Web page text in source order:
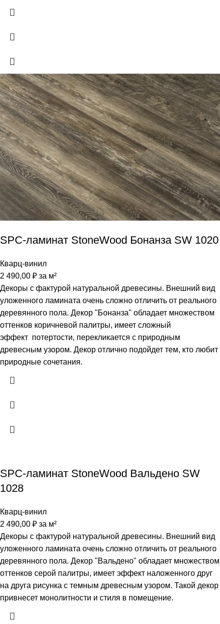
SPC-ламинат StoneWood Бонанза SW 1020
Кварц-винил
2 490,00 ₽ за м²
Декоры с фактурой натуральной древесины. Внешний вид
уложенного ламината очень сложно отличить от реального
деревянного пола. Декор "Бонанза" обладает множеством
оттенков коричневой палитры, имеет сложный
эффект потертости, перекликается с природным
древесным узором. Декор отлично подойдет тем, кто любит
природные сочетания.
SPC-ламинат StoneWood Вальдено SW
1028
Кварц-винил
2 490,00 ₽ за м²
Декоры с фактурой натуральной древесины. Внешний вид
уложенного ламината очень сложно отличить от реального
деревянного пола. Декор "Вальдено" обладает множеством
оттенков серой палитры, имеет эффект наложенного друг
на друга рисунка с темным древесным узором. Такой декор
привнесет монолитности и стиля в помещение.